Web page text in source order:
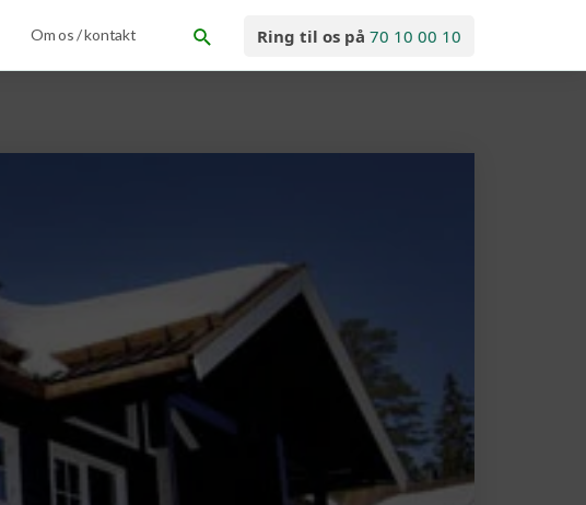
Om os / kontakt Ring til os på 70 10 00 10